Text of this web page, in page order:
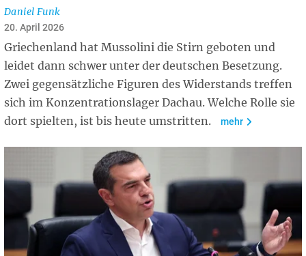
Daniel Funk
20. April 2026
Griechenland hat Mussolini die Stirn geboten und
leidet dann schwer unter der deutschen Besetzung.
Zwei gegensätzliche Figuren des Widerstands treffen
sich im Konzentrationslager Dachau. Welche Rolle sie
dort spielten, ist bis heute umstritten.
mehr